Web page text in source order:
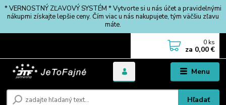
* VERNOSTNÝ ZĽAVOVÝ SYSTÉM * Vytvorte si u nás účet a pravidelnými
nákupmi získajte lepšie ceny. Čím viac u nás nakupujete, tým väčšiu zľavu
máte.
Menu
Hľadať
0 ks
za 0,00 €